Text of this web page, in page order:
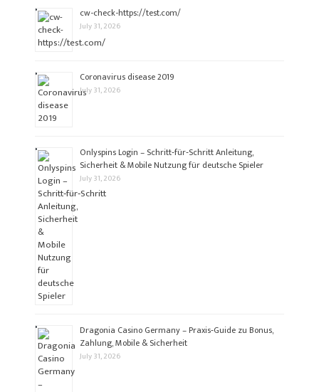
cw-check-https://test.com/
July 31, 2026
Coronavirus disease 2019
July 31, 2026
Onlyspins Login – Schritt‑für‑Schritt Anleitung,
Sicherheit & Mobile Nutzung für deutsche Spieler
July 31, 2026
Dragonia Casino Germany – Praxis‑Guide zu Bonus,
Zahlung, Mobile & Sicherheit
July 31, 2026